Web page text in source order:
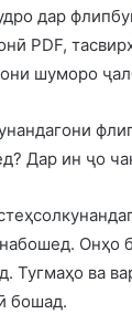
дар
PDF,
шуморо
Дар ин ҷо
Онҳо
Тугмаҳо ва
бошад.